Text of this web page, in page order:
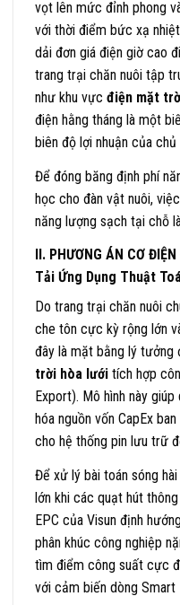
vọt lên mức đỉnh phong
với thời điểm bức xạ
dải đơn giá điện giờ cao
trang trại chăn nuôi tập
như khu vực điện mặt
điện hằng tháng là một
biên độ lợi nhuận của
Để đóng băng định phí
học cho đàn vật nuôi,
năng lượng sạch tại chỗ
II. PHƯƠNG ÁN CƠ
Tải Ứng Dụng Thuật
Do trang trại chăn nuôi
che tôn cực kỳ rộng lớn
đây là mặt bằng lý tưởng
trời hòa lưới tích hợp
Export). Mô hình này
hóa nguồn vốn CapEx
cho hệ thống pin lưu trữ
Để xử lý bài toán sóng
lớn khi các quạt hút
EPC của Visun định
phân khúc công nghiệp
tìm điểm công suất cực
với cảm biến dòng